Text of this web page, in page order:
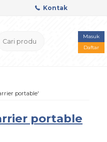
Kontak
Masuk
Daftar
portable'
portable